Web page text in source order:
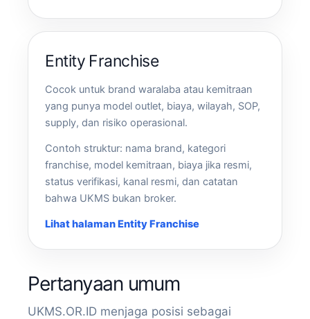
Entity Franchise
Cocok untuk brand waralaba atau kemitraan
yang punya model outlet, biaya, wilayah, SOP,
supply, dan risiko operasional.
Contoh struktur: nama brand, kategori
franchise, model kemitraan, biaya jika resmi,
status verifikasi, kanal resmi, dan catatan
bahwa UKMS bukan broker.
Lihat halaman Entity Franchise
Pertanyaan umum
UKMS.OR.ID menjaga posisi sebagai